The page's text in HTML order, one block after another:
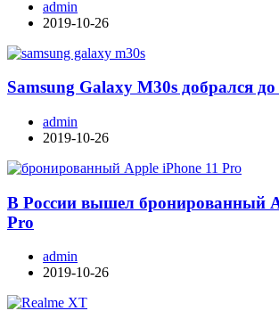
admin
2019-10-26
Samsung Galaxy M30s добрался
admin
2019-10-26
В России вышел бронированный
Pro
admin
2019-10-26